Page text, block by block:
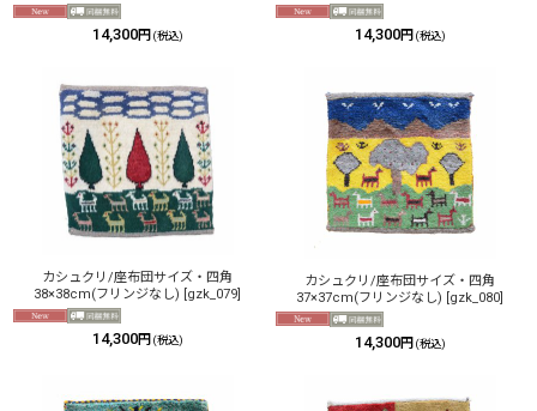
14,300円 (税込) 14,300円 (税込)
カシュクリ/座布団サイズ・四角
38×38cm(フリンジなし)
gzk_079
14,300円 (税込)
カシュクリ/座布団サイズ・四角
37×37cm(フリンジなし) [gzk_080]
14,300円 (税込)